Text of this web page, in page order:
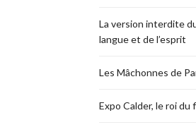
La version interdite
langue et de l’esprit
Les Mâchonnes de
Expo Calder, le roi du